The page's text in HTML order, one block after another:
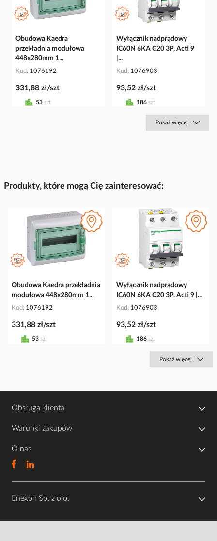
Obudowa Kaedra
przekładnia modułowa
448x280mm 1...
Kod 1076192
331,88 zł/szt
53 szt
Wyłącznik nadprądowy
IC60N 6KA C20 3P, Acti 9
|...
Kod 1076903
93,52 zł/szt
186 szt
Pokaż więcej
Produkty, które mogą Cię zainteresować:
Obudowa Kaedra przekładnia
modułowa 448x280mm 1...
Kod 1076192
331,88 zł/szt
53 szt
Wyłącznik nadprądowy
IC60N 6KA C20 3P, Acti 9 |...
Kod 1076903
93,52 zł/szt
186 szt
Pokaż więcej
Obsługa klienta
Warunki zakupów
O nas
Enexon Sp. z o.o.